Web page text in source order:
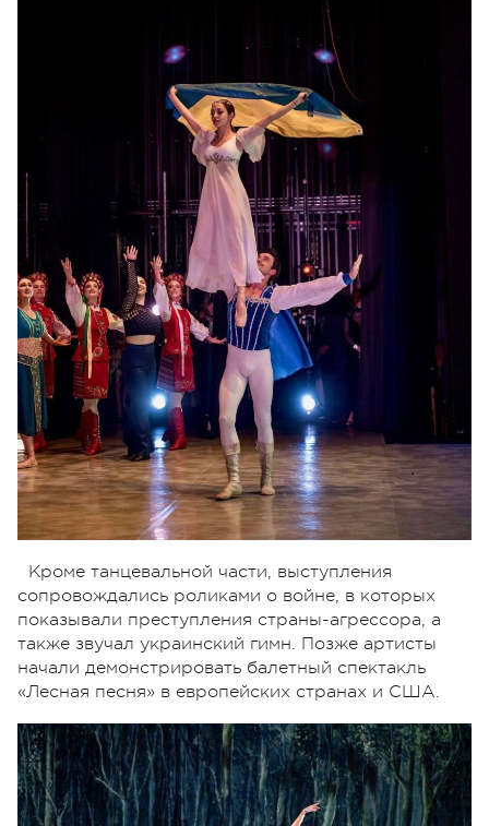
Кроме танцевальной части, выступления
сопровождались роликами о войне, в которых
показывали преступления страны-агрессора, а
также звучал украинский гимн. Позже артисты
начали демонстрировать балетный спектакль
«Лесная песня» в европейских странах и США.